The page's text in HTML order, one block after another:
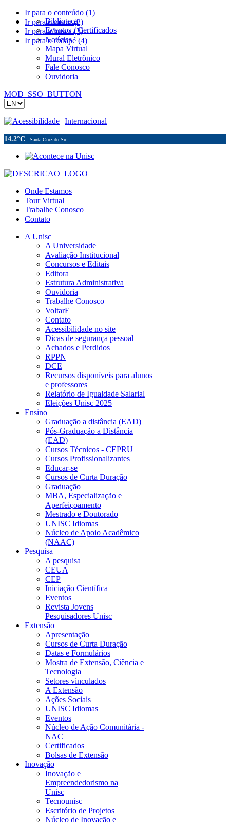
Ir para o conteúdo (1)
Ir para o menu (2)
Ir para a busca (3)
Ir para o rodapé (4)
Biblioteca
Eventos / Certificados
Notícias
Mapa Virtual
Mural Eletrônico
Fale Conosco
Ouvidoria
MOD_SSO_BUTTON
Acessibilidade Internacional
14.2°C Santa Cruz do Sul
Onde Estamos
Tour Virtual
Trabalhe Conosco
Contato
A Unisc
A Universidade
Avaliação Institucional
Concursos e Editais
Editora
Estrutura Administrativa
Ouvidoria
Trabalhe Conosco
VoltarE
Contato
Acessibilidade no site
Dicas de segurança pessoal
Achados e Perdidos
RPPN
DCE
Recursos disponíveis para alunos
e professores
Relatório de Igualdade Salarial
Eleições Unisc 2025
Ensino
Graduação a distância (EAD)
Pós-Graduação a Distância
(EAD)
Cursos Técnicos - CEPRU
Cursos Profissionalizantes
Educar-se
Cursos de Curta Duração
Graduação
MBA, Especialização e
Aperfeiçoamento
Mestrado e Doutorado
UNISC Idiomas
Núcleo de Apoio Acadêmico
(NAAC)
Pesquisa
A pesquisa
CEUA
CEP
Iniciação Científica
Eventos
Revista Jovens
Pesquisadores Unisc
Extensão
Apresentação
Cursos de Curta Duração
Datas e Formulários
Mostra de Extensão, Ciência e
Tecnologia
Setores vinculados
A Extensão
Ações Sociais
UNISC Idiomas
Eventos
Núcleo de Ação Comunitária -
NAC
Certificados
Bolsas de Extensão
Inovação
Inovação e
Empreendedorismo na
Unisc
Tecnounisc
Escritório de Projetos
Núcleo de Inovação e